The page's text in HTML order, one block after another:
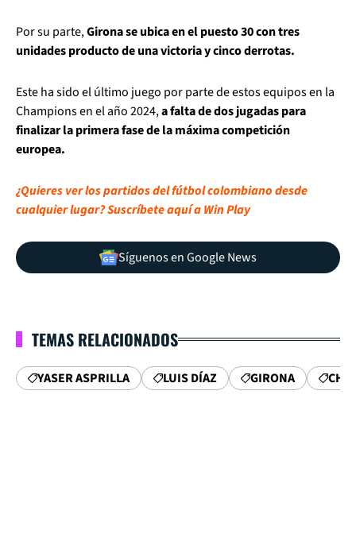
Por su parte,Girona se ubica en el puesto 30 con tres
unidades producto de una victoria y cinco derrotas.
Este ha sido el último juego por parte de estos equipos en la
Champions en el año 2024,a falta de dos jugadas para
finalizar la primera fase de la máxima competición
europea.
¿Quieres ver los partidos del fútbol colombiano desde
cualquier lugar? Suscríbete aquí a Win Play
Síguenos en Google News
TEMAS RELACIONADOS
YASER ASPRILLA LUIS DÍAZ GIRONA